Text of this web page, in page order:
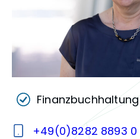
Finanzbuchhaltung
+49(0)8282 8893 0